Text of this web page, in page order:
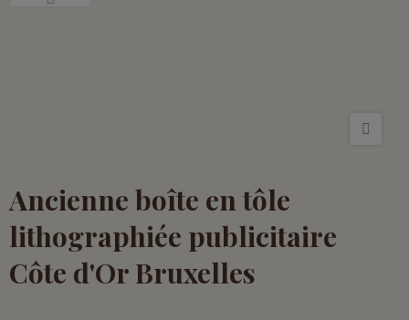
Ancienne boîte en tôle
lithographiée publicitaire
Côte d'Or Bruxelles